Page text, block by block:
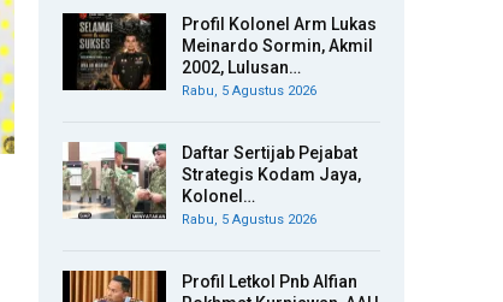
Profil Kolonel Arm Lukas
Meinardo Sormin, Akmil
2002, Lulusan…
Rabu, 5 Agustus 2026
Daftar Sertijab Pejabat
Strategis Kodam Jaya,
Kolonel…
Rabu, 5 Agustus 2026
Profil Letkol Pnb Alfian